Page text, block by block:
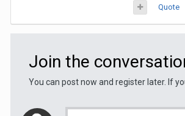
Quote
Join the
You can post now and register later. If